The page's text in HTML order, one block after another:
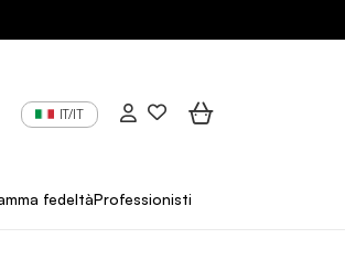
IT/IT
fedeltàProfessionisti